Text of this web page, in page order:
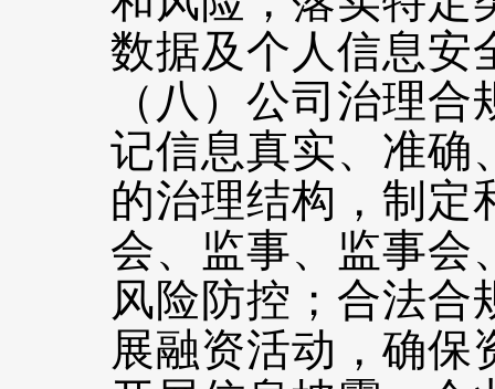
数据及个人信息安
（八）公司治理
记信息真实、准确
的治理结构，制定
会、监事、监事会
风险防控；合法合
展融资活动，确保